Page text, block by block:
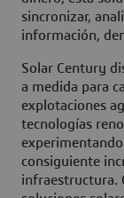
sincronizar,
información,
Solar Century
a medida para
explotaciones
tecnologías
consiguiente
infraestructura.